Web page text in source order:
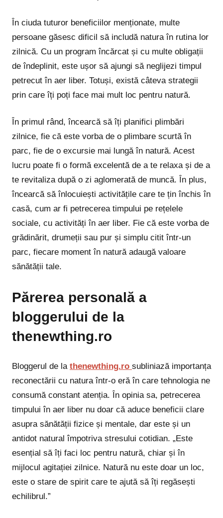
În ciuda tuturor beneficiilor menționate, multe
persoane găsesc dificil să includă natura în rutina lor
zilnică. Cu un program încărcat și cu multe obligații
de îndeplinit, este ușor să ajungi să neglijezi timpul
petrecut în aer liber. Totuși, există câteva strategii
prin care îți poți face mai mult loc pentru natură.
În primul rând, încearcă să îți planifici plimbări
zilnice, fie că este vorba de o plimbare scurtă în
parc, fie de o excursie mai lungă în natură. Acest
lucru poate fi o formă excelentă de a te relaxa și de a
te revitaliza după o zi aglomerată de muncă. În plus,
încearcă să înlocuiești activitățile care te țin închis în
casă, cum ar fi petrecerea timpului pe rețelele
sociale, cu activități în aer liber. Fie că este vorba de
grădinărit, drumeții sau pur și simplu citit într-un
parc, fiecare moment în natură adaugă valoare
sănătății tale.
Părerea personală a
bloggerului de la
thenewthing.ro
Bloggerul de la thenewthing.ro subliniază importanța
reconectării cu natura într-o eră în care tehnologia ne
consumă constant atenția. În opinia sa, petrecerea
timpului în aer liber nu doar că aduce beneficii clare
asupra sănătății fizice și mentale, dar este și un
antidot natural împotriva stresului cotidian. „Este
esențial să îți faci loc pentru natură, chiar și în
mijlocul agitației zilnice. Natură nu este doar un loc,
este o stare de spirit care te ajută să îți regăsești
echilibrul.”